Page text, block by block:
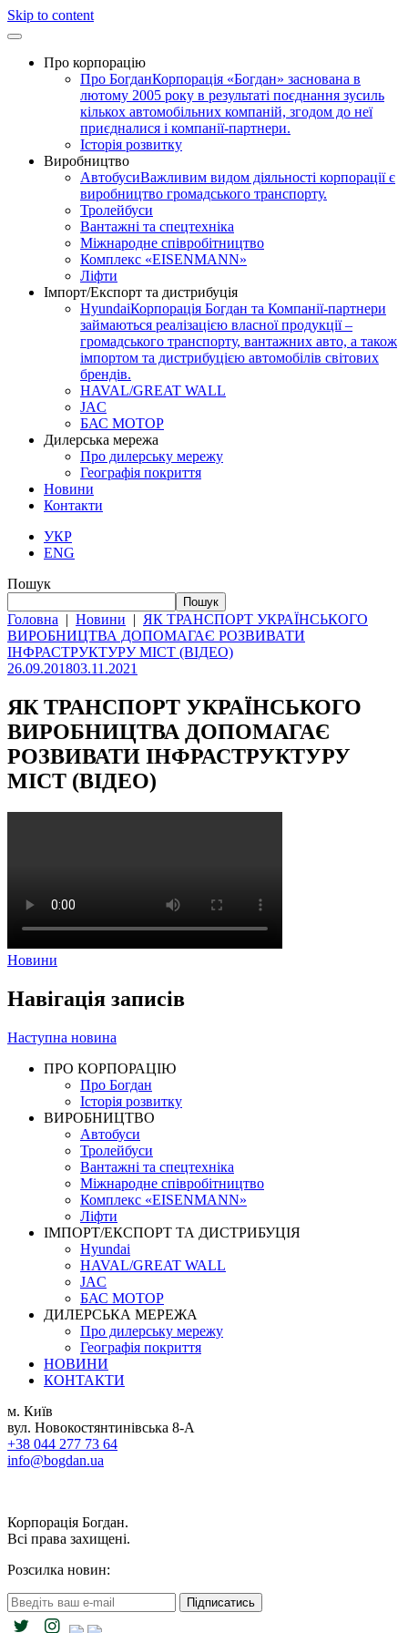
Skip to content
Про корпорацію
Про БогданКорпорація «Богдан» заснована в
лютому 2005 року в результаті поєднання зусиль
кількох автомобільних компаній, згодом до неї
приєдналися і компанії-партнери.
Історія розвитку
Виробництво
АвтобусиВажливим видом діяльності корпорації є
виробництво громадського транспорту.
Тролейбуси
Вантажні та спецтехніка
Міжнародне співробітництво
Комплекс «EISENMANN»
Ліфти
Імпорт/Експорт та дистрибуція
HyundaiКорпорація Богдан та Компанії-партнери
займаються реалізацією власної продукції –
громадського транспорту, вантажних авто, а також
імпортом та дистрибуцією автомобілів світових
брендів.
HAVAL/GREAT WALL
JAC
БАС МОТОР
Дилерська мережа
Про дилерську мережу
Географія покриття
Новини
Контакти
УКР
ENG
Пошук
Пошук
Головна | Новини | ЯК ТРАНСПОРТ УКРАЇНСЬКОГО
ВИРОБНИЦТВА ДОПОМАГАЄ РОЗВИВАТИ
ІНФРАСТРУКТУРУ МІСТ (ВІДЕО)
26.09.201803.11.2021
ЯК ТРАНСПОРТ УКРАЇНСЬКОГО
ВИРОБНИЦТВА ДОПОМАГАЄ
РОЗВИВАТИ ІНФРАСТРУКТУРУ
МІСТ (ВІДЕО)
Новини
Навігація записів
Наступна новина
ПРО КОРПОРАЦІЮ
Про Богдан
Історія розвитку
ВИРОБНИЦТВО
Автобуси
Тролейбуси
Вантажні та спецтехніка
Міжнародне співробітництво
Комплекс «EISENMANN»
Ліфти
ІМПОРТ/ЕКСПОРТ ТА ДИСТРИБУЦІЯ
Hyundai
HAVAL/GREAT WALL
JAC
БАС МОТОР
ДИЛЕРСЬКА МЕРЕЖА
Про дилерську мережу
Географія покриття
НОВИНИ
КОНТАКТИ
м. Київ
вул. Новокостянтинівська 8-А
+38 044 277 73 64
info@bogdan.ua
Корпорація Богдан.
Всі права захищені.
Розсилка новин:
Підписатись